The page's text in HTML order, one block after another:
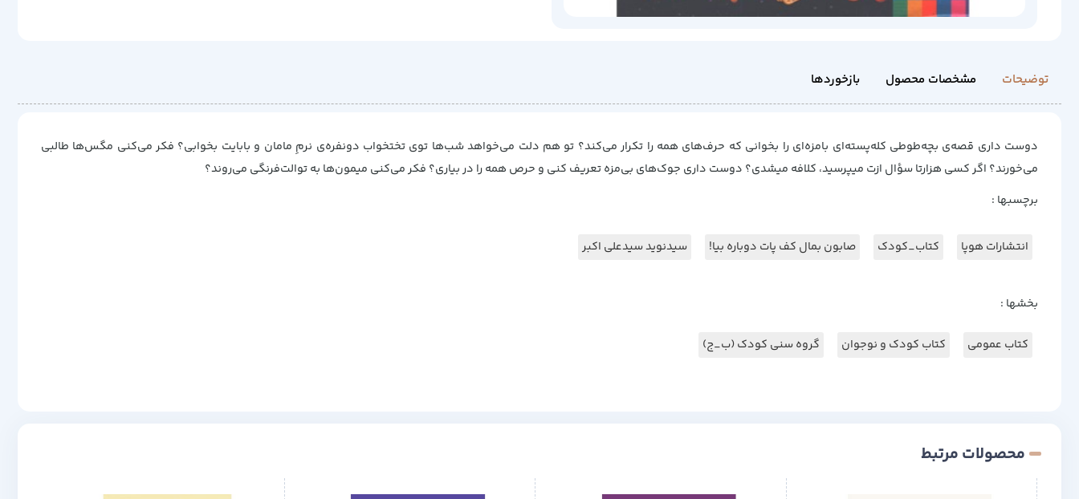
توضیحات مشخصات محصول بازخوردها
دوست داری قصه‌ی بچه‌طوطی کله‌پسته‌ای بامزه‌ای را بخوانی که حرف‌های همه را تکرار می‌کند؟ تو هم دلت می‌خواهد شب‌ها توی تختخواب دونفره‌ی نرمِ مامان و بابایت بخوابی؟ فکر می‌کنی مگس‌ها طالبی
می‌خورند؟ اگر کسی هزارتا سؤال ازت میپرسید، کلافه میشدی؟ دوست داری جوک‌های بی‌مزه تعریف کنی و حرص همه را در بیاری؟ فکر می‌کنی میمون‌ها به توالت‌فرنگی می‌روند؟
برچسبها :
انتشارات هوپا کتاب_کودک صابون بمال کف پات دوباره بیا! سیدنوید سیدعلی اکبر
بخشها :
کتاب عمومی کتاب کودک و نوجوان گروه سنی کودک (ب_ج)
محصولات مرتبط